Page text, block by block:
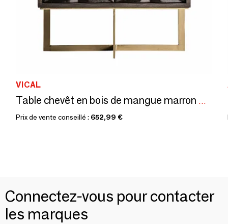
VICAL
Table chevêt en bois de mangue marron 55x40x67 cm
Prix de vente conseillé : 652,99 €
Connectez-vous pour contacter
les marques